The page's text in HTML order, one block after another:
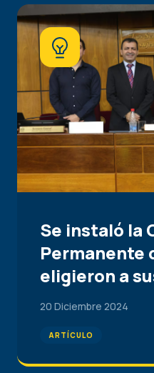
Se instaló la
Permanente
eligieron a
20 Diciembre 2024
ARTÍCULO